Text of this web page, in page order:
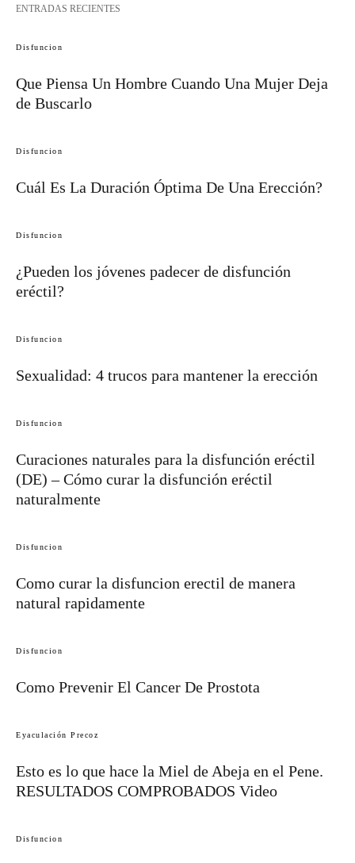
ENTRADAS RECIENTES
Disfuncion
Que Piensa Un Hombre Cuando Una Mujer Deja
de Buscarlo
Disfuncion
Cuál Es La Duración Óptima De Una Erección?
Disfuncion
¿Pueden los jóvenes padecer de disfunción
eréctil?
Disfuncion
Sexualidad: 4 trucos para mantener la erección
Disfuncion
Curaciones naturales para la disfunción eréctil
(DE) – Cómo curar la disfunción eréctil
naturalmente
Disfuncion
Como curar la disfuncion erectil de manera
natural rapidamente
Disfuncion
Como Prevenir El Cancer De Prostota
Eyaculación Precoz
Esto es lo que hace la Miel de Abeja en el Pene.
RESULTADOS COMPROBADOS Video
Disfuncion